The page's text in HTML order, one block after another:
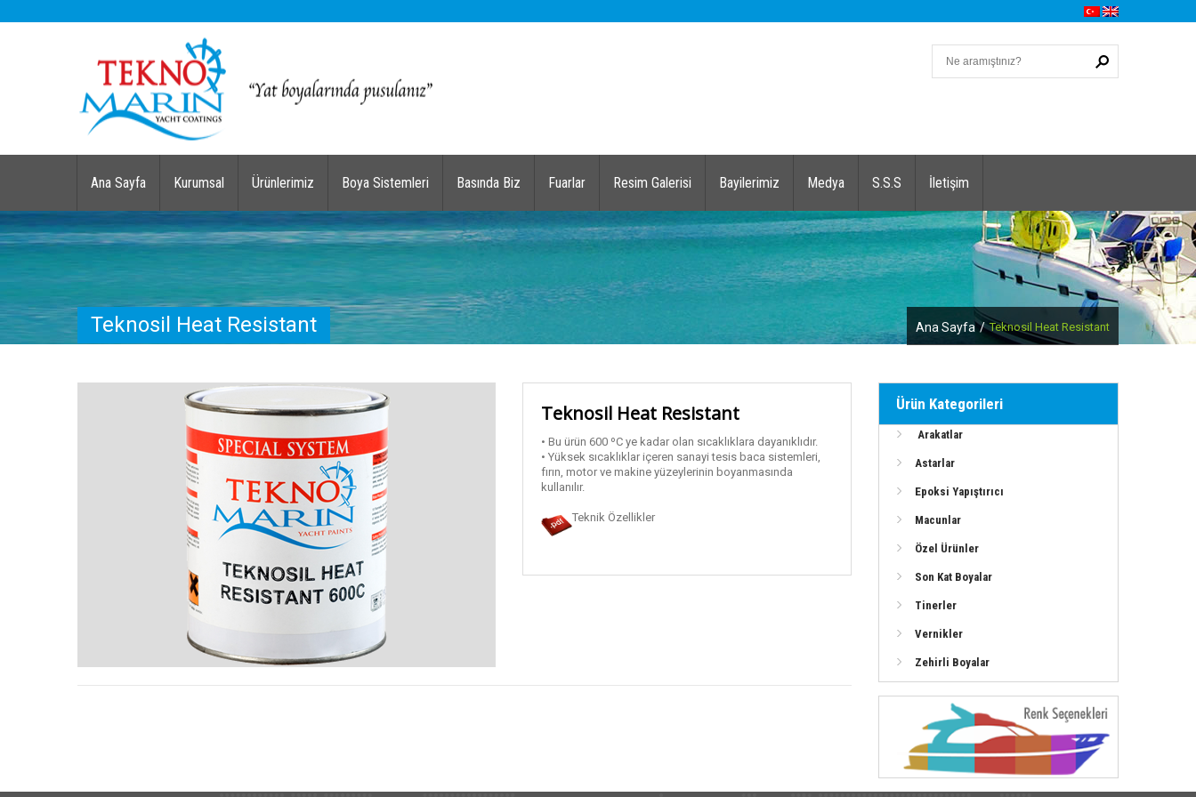
Ana Sayfa Kurumsal Ürünlerimiz Boya Sistemleri Basında Biz Fuarlar Resim Galerisi Bayilerimiz Medya S.S.S İletişim
Teknosil Heat Resistant Ana Sayfa / Teknosil Heat Resistant
Teknosil Heat Resistant
• Bu ürün 600 ºC ye kadar olan sıcaklıklara dayanıklıdır.
• Yüksek sıcaklıklar içeren sanayi tesis baca sistemleri,
fırın, motor ve makine yüzeylerinin boyanmasında
kullanılır.
Teknik Özellikler
Ürün Kategorileri
Arakatlar
Astarlar
Epoksi Yapıştırıcı
Macunlar
Özel Ürünler
Son Kat Boyalar
Tinerler
Vernikler
Zehirli Boyalar